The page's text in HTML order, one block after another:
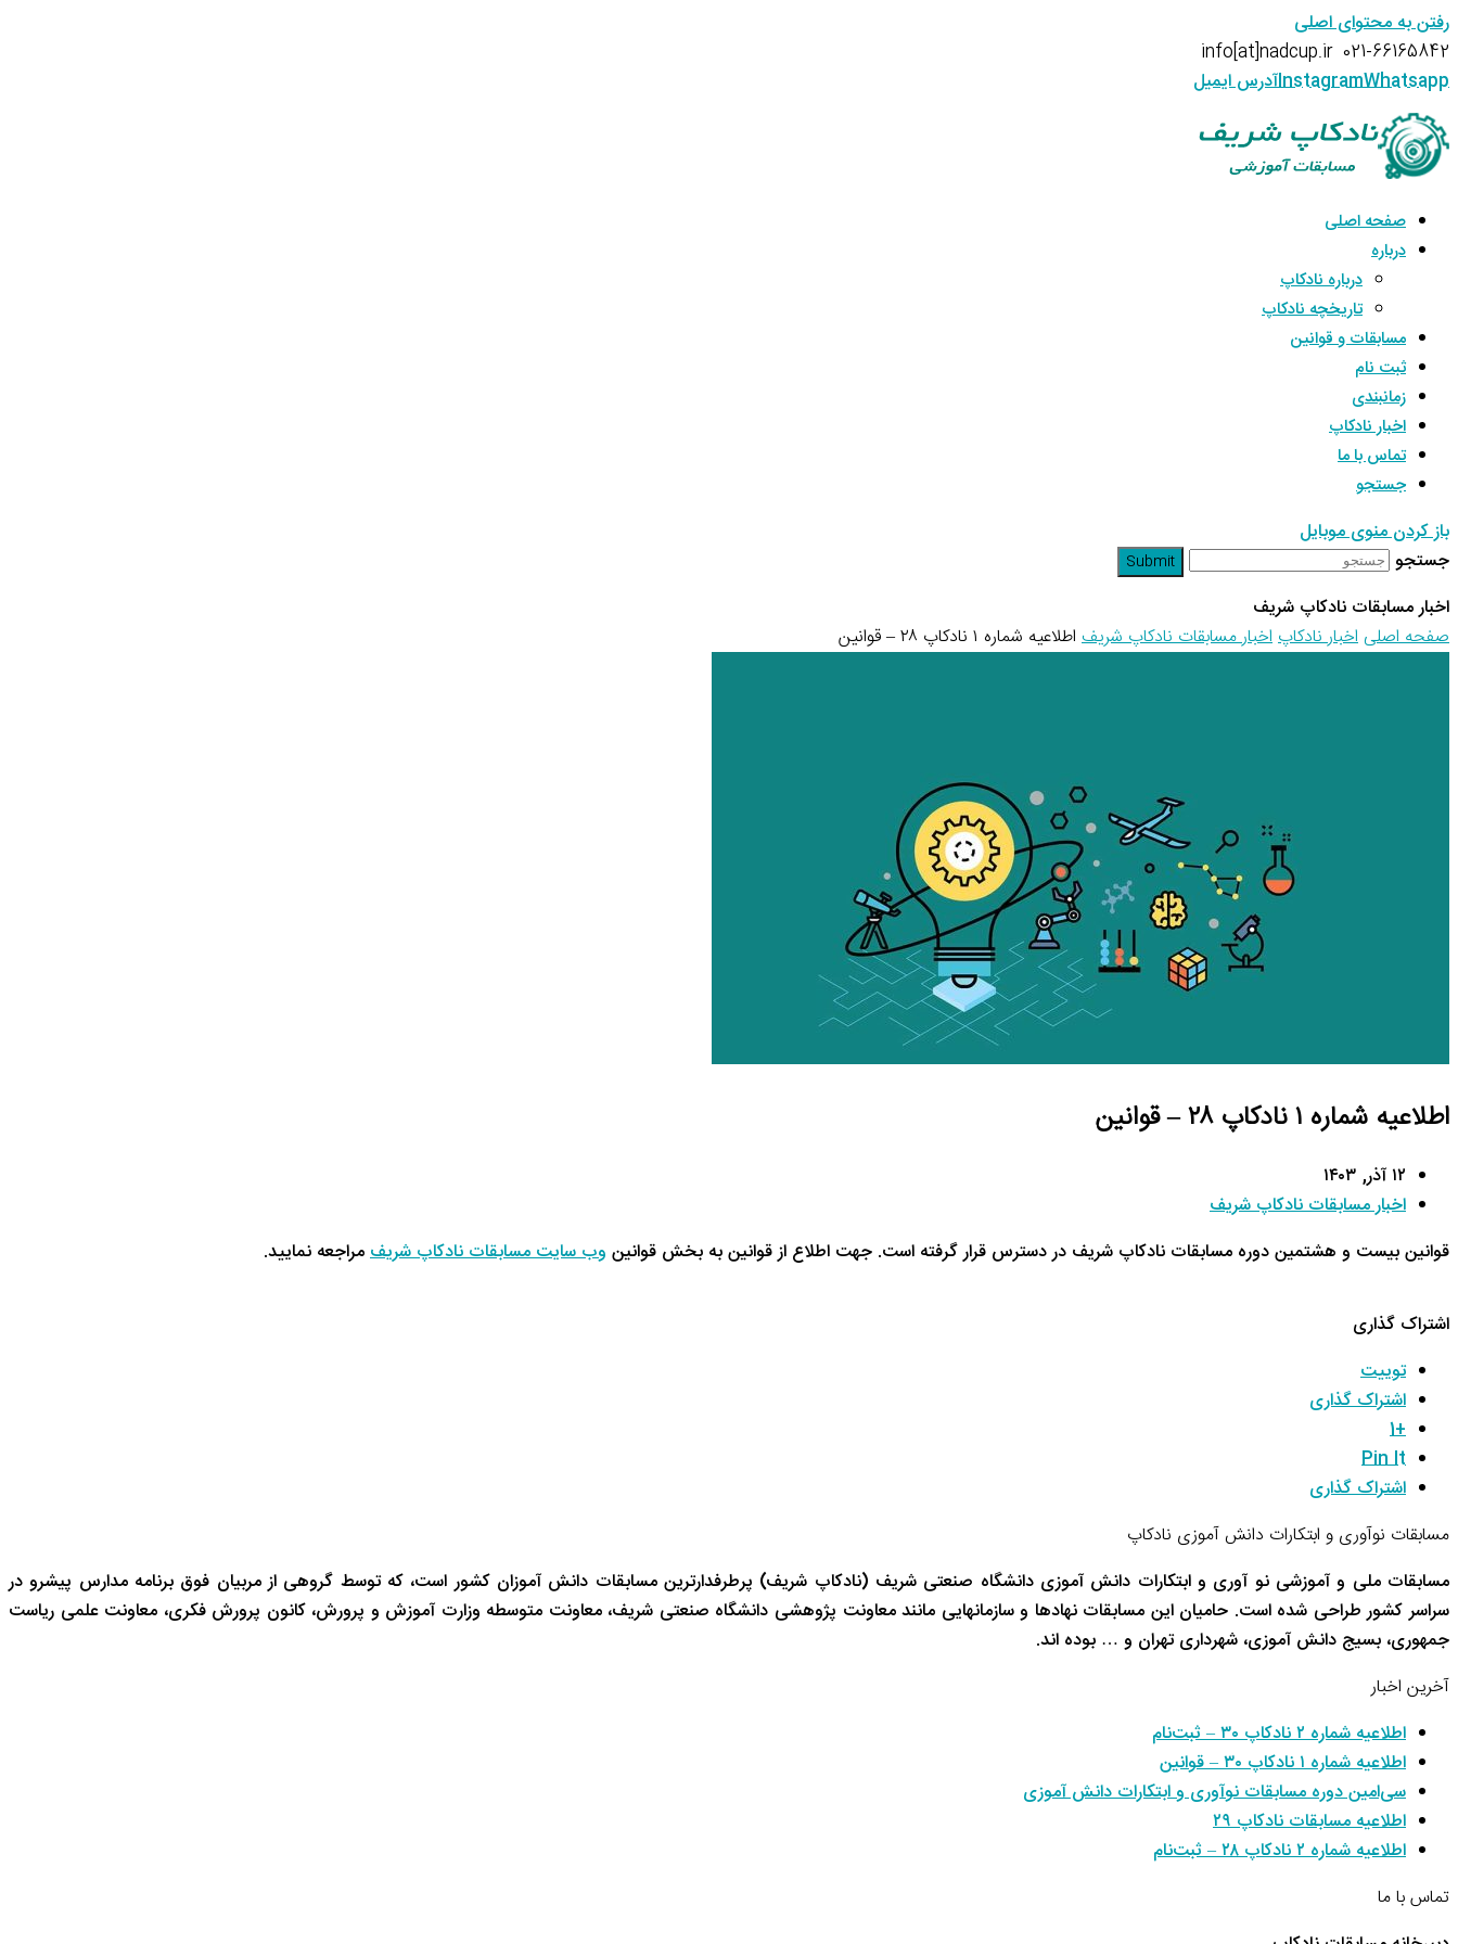
رفتن به محتوای اصلی
021-66165842
info[at]nadcup.ir
InstagramWhatsapp آدرس ایمیل
صفحه اصلی
درباره
درباره نادکاپ
تاریخچه نادکاپ
مسابقات و قوانین
ثبت نام
زمانبندی
اخبار نادکاپ
تماس با ما
جستجو
باز کردن منوی موبایل
جستجو
Submit
اخبار مسابقات نادکاپ شریف
صفحه اصلی اخبار نادکاپاخبار مسابقات نادکاپ شریف اطلاعیه شماره ۱ نادکاپ ۲٨ – قوانین
اطلاعیه شماره ۱ نادکاپ ۲٨ – قوانین
۱۲ آذر, ۱۴۰۳
اخبار مسابقات نادکاپ شریف
قوانین بیست و هشتمین دوره مسابقات نادکاپ شریف در دسترس قرار گرفته است. جهت اطلاع از قوانین به بخش قوانین وب سایت مسابقات نادکاپ شریفمراجعه نمایید.
اشتراک گذاری
توییت
اشتراک گذاری
+1
Pin It
اشتراک گذاری
مسابقات نوآوری و ابتکارات دانش آموزی نادکاپ
مسابقات ملی و آموزشی نو آوری و ابتکارات دانش آموزی دانشگاه صنعتی شریف (نادکاپ شریف) پرطرفدارترین مسابقات دانش آموزان کشور است، که توسط گروهی از مربیان فوق برنامه مدارس پیشرو در
سراسر کشور طراحی شده است. حامیان این مسابقات نهادها و سازمانهایی مانند معاونت پژوهشی دانشگاه صنعتی شریف، معاونت متوسطه وزارت آموزش و پرورش، کانون پرورش فکری، معاونت علمی ریاست
جمهوری، بسیج دانش آموزی، شهرداری تهران و … بوده اند.
آخرین اخبار
اطلاعیه شماره ۲ نادکاپ ۳۰ – ثبت‌نام
اطلاعیه شماره ۱ نادکاپ ۳۰ – قوانین
سی‌امین دوره مسابقات نوآوری و ابتکارات دانش آموزی
اطلاعیه مسابقات نادکاپ ۲۹
اطلاعیه شماره ۲ نادکاپ ۲۸ – ثبت‌نام
تماس با ما